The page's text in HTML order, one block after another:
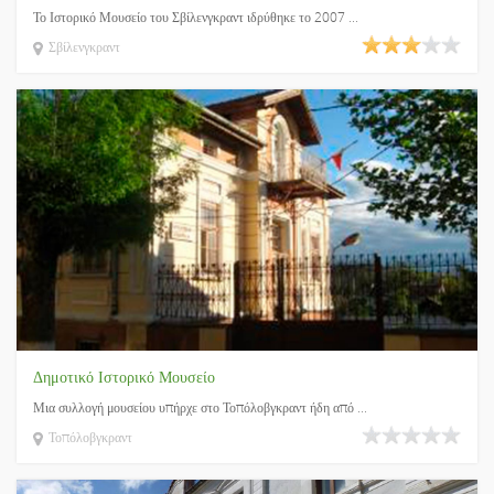
Το Ιστορικό Μουσείο του Σβίλενγκραντ ιδρύθηκε το 2007 ...
Σβίλενγκραντ
Δημοτικό Ιστορικό Μουσείο
Μια συλλογή μουσείου υπήρχε στο Τοπόλοβγκραντ ήδη από ...
Τοπόλοβγκραντ